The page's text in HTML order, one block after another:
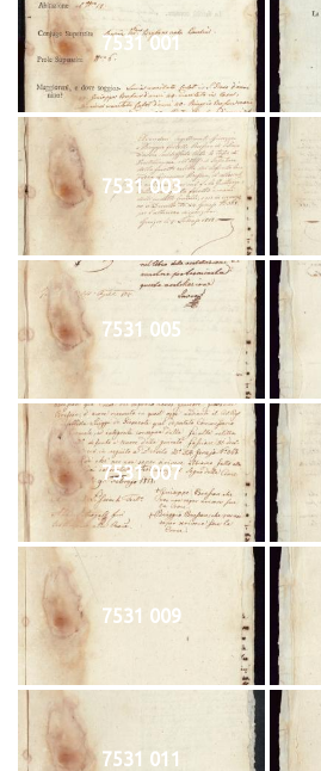
7531 001
7531 003
7531 005
7531 007
7531 009
7531 011